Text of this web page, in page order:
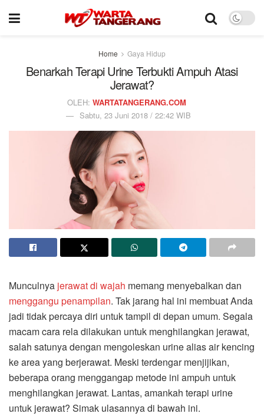
Home Gaya Hidup
Benarkah Terapi Urine Terbukti Ampuh Atasi
Jerawat?
OLEH: WARTATANGERANG.COM
Sabtu, 23 Juni 2018 / 22:42 WIB
Munculnya jerawat di wajah memang menyebalkan dan
menggangu penampilan. Tak jarang hal ini membuat Anda
jadi tidak percaya diri untuk tampil di depan umum. Segala
macam cara rela dilakukan untuk menghilangkan jerawat,
salah satunya dengan mengoleskan urine alias air kencing
ke area yang berjerawat. Meski terdengar menjijikan,
beberapa orang menggangap metode ini ampuh untuk
menghilangkan jerawat. Lantas, amankah terapi urine
untuk jerawat? Simak ulasannya di bawah ini.